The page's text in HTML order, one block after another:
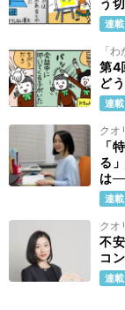
う
連載
「
第4
ど
連載
クオ
「
る
は
連載
クオ
不
コ
連載